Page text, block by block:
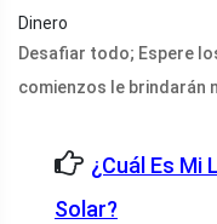
Dinero
Desafiar todo; Espere
comienzos le brindarán
¿Cuál Es Mi
Solar?